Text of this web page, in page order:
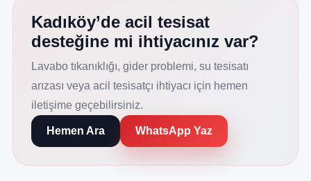
Kadıköy’de acil tesisat
desteğine mi ihtiyacınız var?
Lavabo tıkanıklığı, gider problemi, su tesisatı
arızası veya acil tesisatçı ihtiyacı için hemen
iletişime geçebilirsiniz.
Hemen Ara WhatsApp Yaz